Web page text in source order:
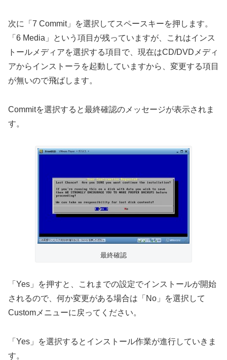
次に「7 Commit」を選択してスペースキーを押します。
「6 Media」という項目が残っていますが、これはインス
トールメディアを選択する項目で、現在はCD/DVDメディ
アからインストーラを起動していますから、変更する項目
が無いので飛ばします。
Commitを選択すると最終確認のメッセージが表示されま
す。
最終確認
「Yes」を押すと、これまでの設定でインストールが開始
されるので、何か変更がある場合は「No」を選択して
Customメニューに戻ってください。
「Yes」を選択するとインストール作業が進行していきま
す。